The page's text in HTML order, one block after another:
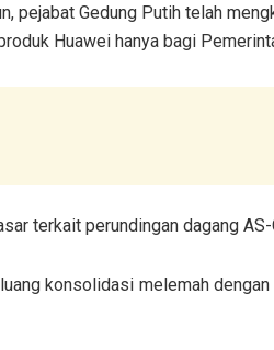
pejabat Gedung Putih telah
Huawei hanya bagi
terkait perundingan dagang AS-
konsolidasi melemah